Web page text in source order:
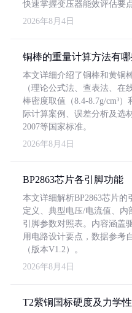
快速掌握变压器能效评估要点
2026年8月4日
铜棒的重量计算方法有
本文详细介绍了铜棒和黄铜
（理论公式法、查表法、在
棒密度取值（8.4-8.7g/cm³
际计算案例、误差分析及选
2007等国家标准。
2026年8月4日
BP2863芯片各引脚功能
本文详细解析BP2863芯片
定义、典型电压/电流值、
引脚参数对照表。内容涵盖
用电路设计要点，数据参考
（版本V1.2）。
2026年8月4日
T2紫铜国标硬度及力学